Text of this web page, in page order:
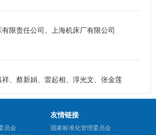
限责任公司、上海机床厂有限公司
、蔡新娟、雷起相、淳光文、张金莲
员会
友情链接
国家标准化管理委员会